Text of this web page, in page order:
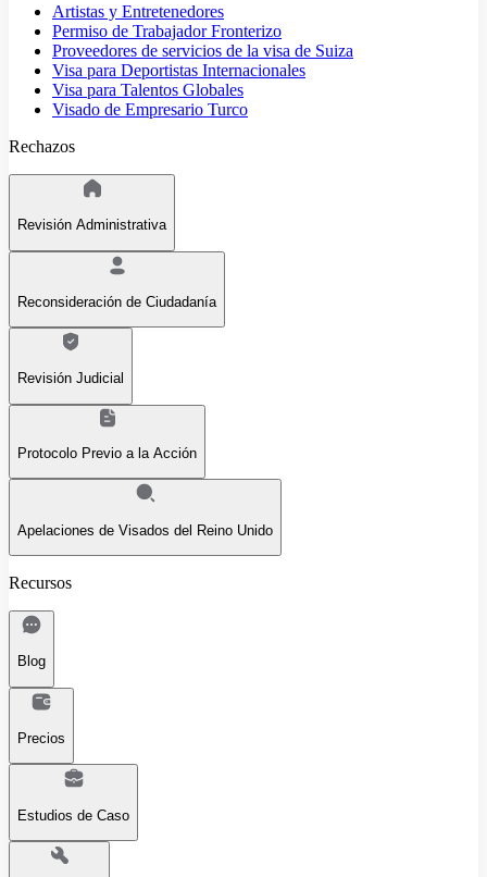
Artistas y Entretenedores
Permiso de Trabajador Fronterizo
Proveedores de servicios de la visa de Suiza
Visa para Deportistas Internacionales
Visa para Talentos Globales
Visado de Empresario Turco
Rechazos
Revisión Administrativa
Reconsideración de Ciudadanía
Revisión Judicial
Protocolo Previo a la Acción
Apelaciones de Visados del Reino Unido
Recursos
Blog
Precios
Estudios de Caso